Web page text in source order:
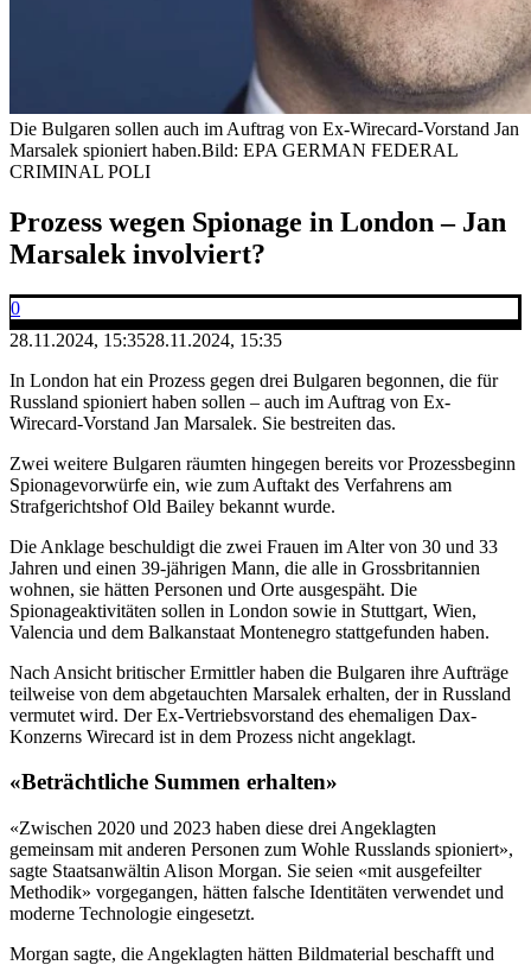
Die Bulgaren sollen auch im Auftrag von Ex-Wirecard-Vorstand Jan
Marsalek spioniert haben.Bild: EPA GERMAN FEDERAL
CRIMINAL POLI
Prozess wegen Spionage in London – Jan
Marsalek involviert?
0
28.11.2024, 15:3528.11.2024, 15:35
In London hat ein Prozess gegen drei Bulgaren begonnen, die für
Russland spioniert haben sollen – auch im Auftrag von Ex-
Wirecard-Vorstand Jan Marsalek. Sie bestreiten das.
Zwei weitere Bulgaren räumten hingegen bereits vor Prozessbeginn
Spionagevorwürfe ein, wie zum Auftakt des Verfahrens am
Strafgerichtshof Old Bailey bekannt wurde.
Die Anklage beschuldigt die zwei Frauen im Alter von 30 und 33
Jahren und einen 39-jährigen Mann, die alle in Grossbritannien
wohnen, sie hätten Personen und Orte ausgespäht. Die
Spionageaktivitäten sollen in London sowie in Stuttgart, Wien,
Valencia und dem Balkanstaat Montenegro stattgefunden haben.
Nach Ansicht britischer Ermittler haben die Bulgaren ihre Aufträge
teilweise von dem abgetauchten Marsalek erhalten, der in Russland
vermutet wird. Der Ex-Vertriebsvorstand des ehemaligen Dax-
Konzerns Wirecard ist in dem Prozess nicht angeklagt.
«Beträchtliche Summen erhalten»
«Zwischen 2020 und 2023 haben diese drei Angeklagten
gemeinsam mit anderen Personen zum Wohle Russlands spioniert»,
sagte Staatsanwältin Alison Morgan. Sie seien «mit ausgefeilter
Methodik» vorgegangen, hätten falsche Identitäten verwendet und
moderne Technologie eingesetzt.
Morgan sagte, die Angeklagten hätten Bildmaterial beschafft und